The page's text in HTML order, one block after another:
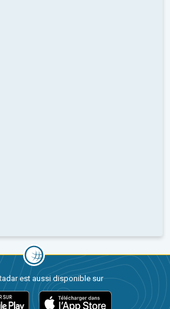
est aussi disponible sur